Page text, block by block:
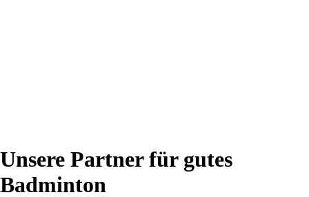
Unsere Partner für gutes
Badminton